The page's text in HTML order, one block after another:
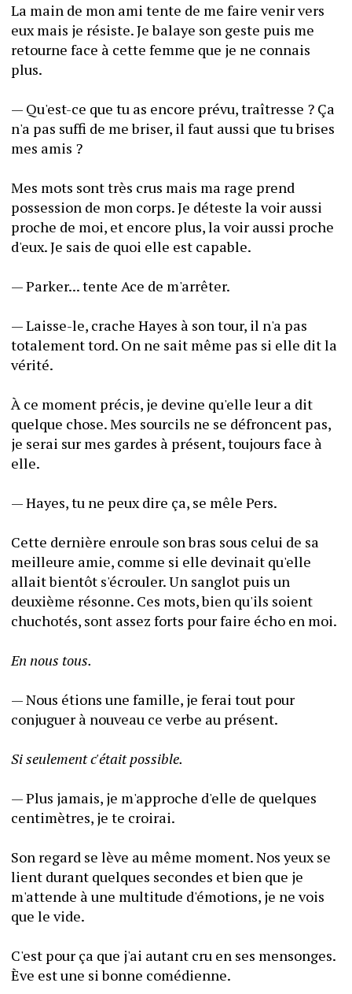
La main de mon ami tente de me faire venir vers
eux mais je résiste. Je balaye son geste puis me
retourne face à cette femme que je ne connais
plus.
— Qu'est-ce que tu as encore prévu, traîtresse ? Ça
n'a pas suffi de me briser, il faut aussi que tu brises
mes amis ?
Mes mots sont très crus mais ma rage prend
possession de mon corps. Je déteste la voir aussi
proche de moi, et encore plus, la voir aussi proche
d'eux. Je sais de quoi elle est capable.
— Parker... tente Ace de m'arrêter.
— Laisse-le, crache Hayes à son tour, il n'a pas
totalement tord. On ne sait même pas si elle dit la
vérité.
À ce moment précis, je devine qu'elle leur a dit
quelque chose. Mes sourcils ne se défroncent pas,
je serai sur mes gardes à présent, toujours face à
elle.
— Hayes, tu ne peux dire ça, se mêle Pers.
Cette dernière enroule son bras sous celui de sa
meilleure amie, comme si elle devinait qu'elle
allait bientôt s'écrouler. Un sanglot puis un
deuxième résonne. Ces mots, bien qu'ils soient
chuchotés, sont assez forts pour faire écho en moi.
En nous tous.
— Nous étions une famille, je ferai tout pour
conjuguer à nouveau ce verbe au présent.
Si seulement c'était possible.
— Plus jamais, je m'approche d'elle de quelques
centimètres, je te croirai.
Son regard se lève au même moment. Nos yeux se
lient durant quelques secondes et bien que je
m'attende à une multitude d'émotions, je ne vois
que le vide.
C'est pour ça que j'ai autant cru en ses mensonges.
Ève est une si bonne comédienne.